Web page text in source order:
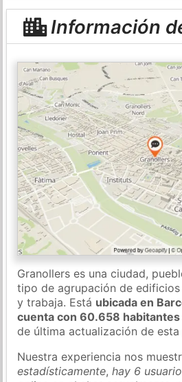
Información
Granollers es una ciudad,
tipo de agrupación de
y trabaja. Está ubicada en
cuenta con 60.658
de última actualización de esta
Nuestra experiencia nos
estadísticamente,hay 6